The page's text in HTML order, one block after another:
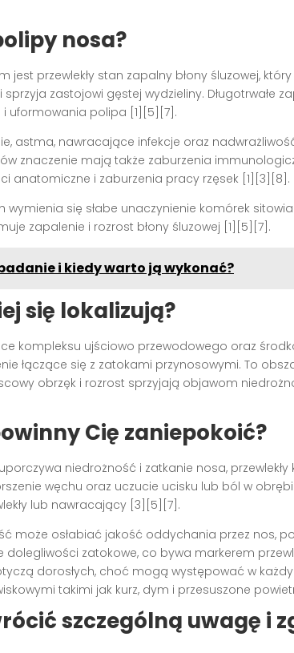
nosa?
przewlekły stan zapalny błony śluzowej,
zastojowi gęstej wydzieliny. Długotrwałe
uformowania polipa [1][5][7].
astma, nawracające infekcje oraz
znaczenie mają także zaburzenia
anatomiczne i zaburzenia pracy rzęsek [1][3][8].
wymienia się słabe unaczynienie komórek
zapalenie i rozrost błony śluzowej [1][5][7].
i kiedy warto ją wykonać?
się lokalizują?
kompleksu ujściowo przewodowego oraz
łączące się z zatokami przynosowymi. To
obrzęk i rozrost sprzyjają objawom
Cię zaniepokoić?
niedrożność i zatkanie nosa,
węchu oraz uczucie ucisku lub ból w
lub nawracający [3][5][7].
może osłabiać jakość oddychania przez nos,
zatokowe, co bywa markerem
dorosłych, choć mogą występować w
takimi jak kurz, dym i przesuszone
szczególną uwagę i